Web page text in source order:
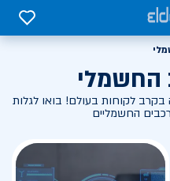
0
החשמלי
לקוחות בעולם! בואו לגלות
החשמליים